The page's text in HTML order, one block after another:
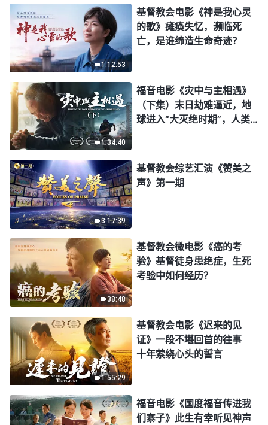
1:12:53
基督教会电影《神是我心灵
的歌》瘫痪失忆，濒临死
亡，是谁缔造生命奇迹？
1:34:40
福音电影《灾中与主相遇》
（下集）末日劫难逼近，地
球进入“大灭绝时期”，人类
3:17:39
基督教会综艺汇演《赞美之
声》第一期
38:48
基督教会微电影《癌的考
验》基督徒身患绝症，生死
考验中如何经历？
1:55:29
基督教会电影《迟来的见
证》一段不堪回首的往事
十年萦绕心头的誓言
福音电影《国度福音传进我
们寨子》此生有幸听见神声